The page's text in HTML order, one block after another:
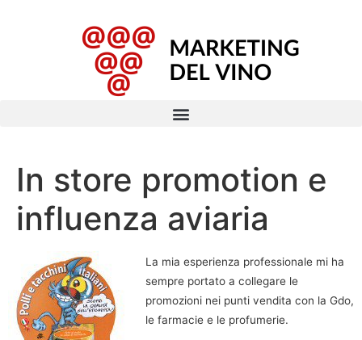
In store promotion e
influenza aviaria
La mia esperienza professionale mi ha
sempre portato a collegare le
promozioni nei punti vendita con la Gdo,
le farmacie e le profumerie.